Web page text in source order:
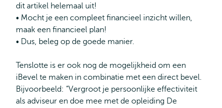
dit artikel helemaal uit!
• Mocht je een compleet financieel inzicht willen,
maak een financieel plan!
• Dus, beleg op de goede manier.
Tenslotte is er ook nog de mogelijkheid om een
iBevel te maken in combinatie met een direct bevel.
Bijvoorbeeld: “Vergroot je persoonlijke effectiviteit
als adviseur en doe mee met de opleiding De